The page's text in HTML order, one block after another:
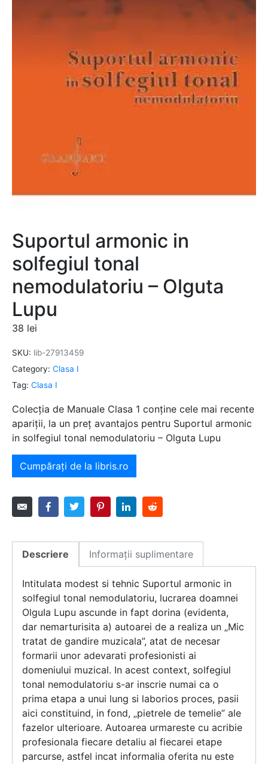
Suportul armonic in
solfegiul tonal
nemodulatoriu – Olguta
Lupu
38 lei
SKU: lib-27913459
Category: Clasa I
Tag: Clasa I
Colecția de Manuale Clasa 1 conține cele mai recente
apariții, la un preț avantajos pentru Suportul armonic
in solfegiul tonal nemodulatoriu – Olguta Lupu
Cumpărați de la libris.ro
Descriere Informații suplimentare
Intitulata modest si tehnic Suportul armonic in
solfegiul tonal nemodulatoriu, lucrarea doamnei
OlguIa Lupu ascunde in fapt dorina (evidenta,
dar nemarturisita a) autoarei de a realiza un „Mic
tratat de gandire muzicala”, atat de necesar
formarii unor adevarati profesionisti ai
domeniului muzical. In acest context, solfegiul
tonal nemodulatoriu s-ar inscrie numai ca o
prima etapa a unui lung si laborios proces, pasii
aici constituind, in fond, „pietrele de temelie” ale
fazelor ulterioare. Autoarea urmareste cu acribie
profesionala fiecare detaliu al fiecarei etape
parcurse, astfel incat informaIia oferita nu este